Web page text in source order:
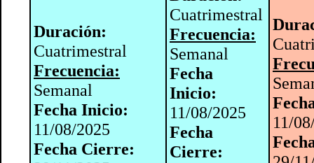
Duración:
Cuatrimestral
Frecuencia:
Semanal
Fecha Inicio:
11/08/2025
Fecha Cierre:
Cuatrimestral
Frecuencia:
Semanal
Fecha
Inicio:
11/08/2025
Fecha
Cierre:
11/